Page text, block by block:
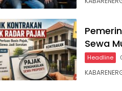
Sewa
Headline